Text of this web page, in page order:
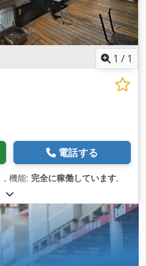
1 / 1
電話する
, 機能: 完全に稼働しています,